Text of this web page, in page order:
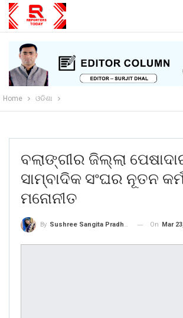
Home ଓଡିଶା
ବଲାଙ୍ଗୀର ଜିଲ୍ଲା
ସାମ୍ବାଦିକ ସଂଘର ନୂତନ
ମନୋନୀତ
By Sushree Sangita Pradhan On Mar